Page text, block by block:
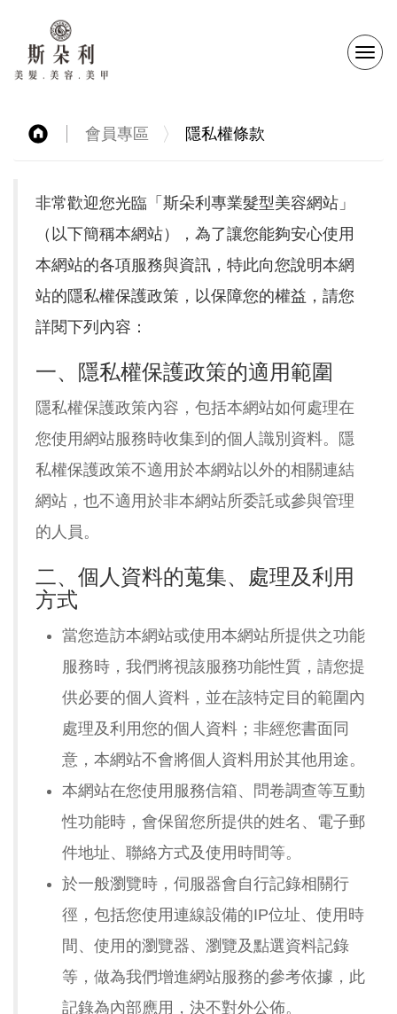
選
會員專區 隱私權條款
非常歡迎您光臨「斯朵利專業髮型美容網站」
（以下簡稱本網站），為了讓您能夠安心使用
本網站的各項服務與資訊，特此向您說明本網
站的隱私權保護政策，以保障您的權益，請您
詳閱下列內容：
一、隱私權保護政策的適用範圍
隱私權保護政策內容，包括本網站如何處理在
您使用網站服務時收集到的個人識別資料。隱
私權保護政策不適用於本網站以外的相關連結
網站，也不適用於非本網站所委託或參與管理
的人員。
二、個人資料的蒐集、處理及利用
方式
當您造訪本網站或使用本網站所提供之功能
服務時，我們將視該服務功能性質，請您提
供必要的個人資料，並在該特定目的範圍內
處理及利用您的個人資料；非經您書面同
意，本網站不會將個人資料用於其他用途。
本網站在您使用服務信箱、問卷調查等互動
性功能時，會保留您所提供的姓名、電子郵
件地址、聯絡方式及使用時間等。
於一般瀏覽時，伺服器會自行記錄相關行
徑，包括您使用連線設備的IP位址、使用時
間、使用的瀏覽器、瀏覽及點選資料記錄
等，做為我們增進網站服務的參考依據，此
記錄為內部應用，決不對外公佈。